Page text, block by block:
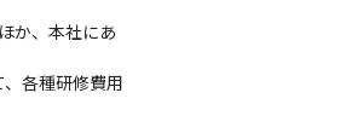
か、本社にあ
各種研修費用